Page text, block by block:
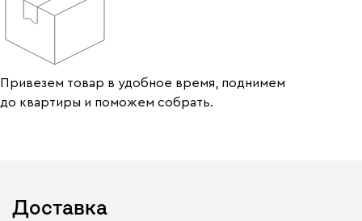
Привезем товар в удобное время, поднимем
до квартиры и поможем собрать.
Доставка